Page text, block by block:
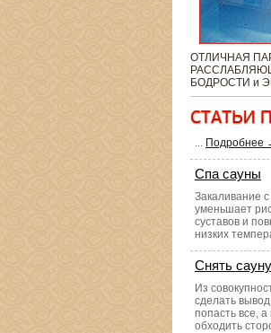
ОТЛИЧНАЯ
БОДРОСТИ и
... Подробнее
Спа сауны
Закаливание
уменьшает
суставов и
низких
Снять сауну
Из
сделать
попасть все,
обходить